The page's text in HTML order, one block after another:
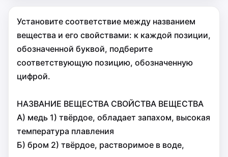
Установите соответствие между названием
вещества и его свойствами: к каждой позиции,
обозначенной буквой, подберите
соответствующую позицию, обозначенную
цифрой.
НАЗВАНИЕ ВЕЩЕСТВА СВОЙСТВА ВЕЩЕСТВА
А) медь 1) твёрдое, обладает запахом, высокая
температура плавления
Б) бром 2) твёрдое, растворимое в воде,